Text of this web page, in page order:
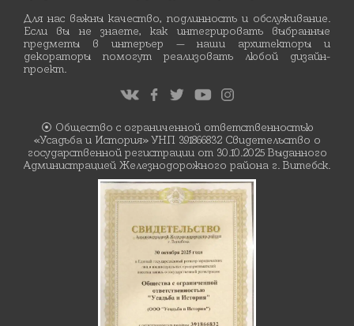
Для нас важны качество, подлинность и обслуживание.
Если вы не знаете, как интегрировать выбранные
предметы в интерьер — наши архитекторы и
декораторы помогут реализовать любой дизайн-
проект.
⦿ Общество с ограниченной ответственностью
«Усадьба и История» УНП 391866832 Свидетельство о
государственной регистрации от 30.10.2025 Выданного
Администрацией Железнодорожного района г. Витебск.